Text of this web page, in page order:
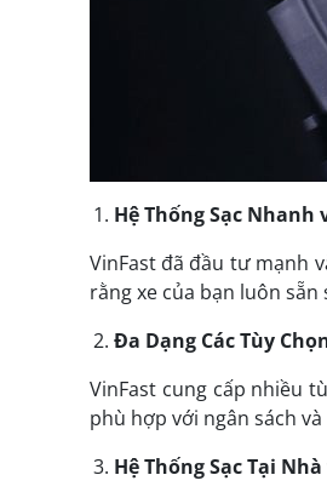
Hệ Thống Sạc Nhanh
VinFast đã đầu tư mạnh
rằng xe của bạn luôn
Đa Dạng Các Tùy
VinFast cung cấp nhiều
phù hợp với ngân sách
Hệ Thống Sạc Tại